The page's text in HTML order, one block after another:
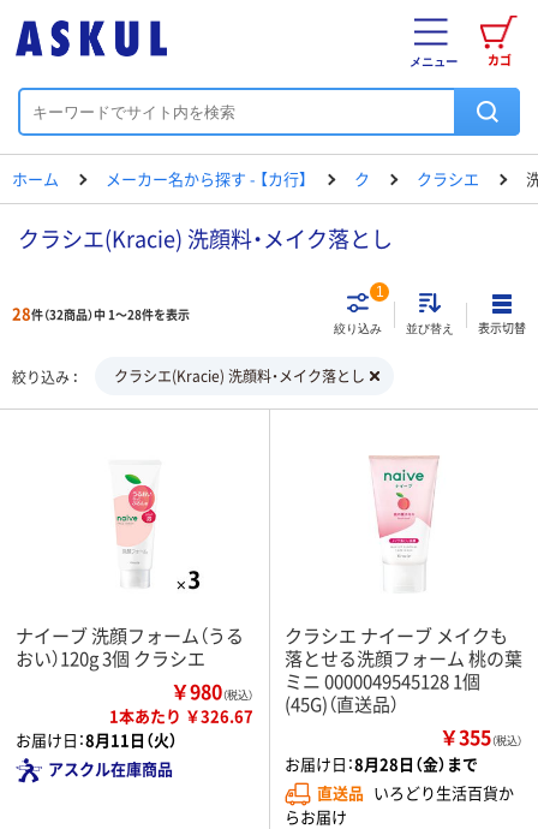
カゴ
メニュー
ホーム メーカー名から探す - 【カ行】 ク クラシエ
クラシエ(Kracie) 洗顔料・メイク落とし
28件（32商品）中 1～28件を表示
絞り込み
1
並び替え 表示切替
絞り込み クラシエ(Kracie) 洗顔料・メイク落とし
ナイーブ 洗顔フォーム（うる
おい）120g 3個 クラシエ
￥980（税込）
1本あたり ￥326.67
お届け日：8月11日（火）
アスクル在庫商品
クラシエ ナイーブ メイクも
落とせる洗顔フォーム 桃の葉
ミニ 0000049545128 1個
(45G)（直送品）
￥355（税込）
お届け日：8月28日（金）まで
直送品 いろどり生活百貨か
らお届け